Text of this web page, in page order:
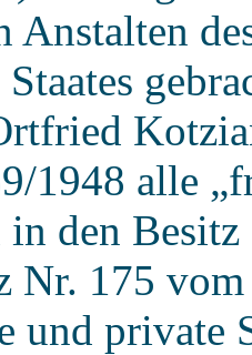
Anstalten
1948 alle
den
Nr. 175
und private